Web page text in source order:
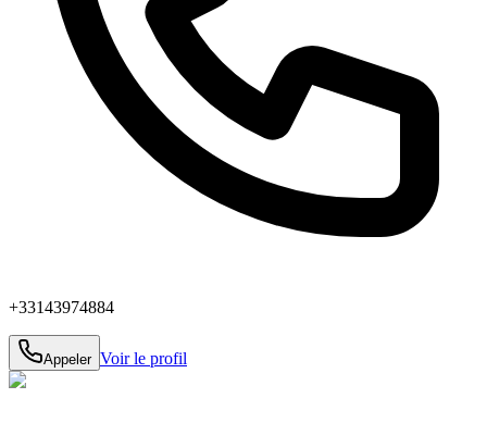
+33143974884
Appeler Voir le profil